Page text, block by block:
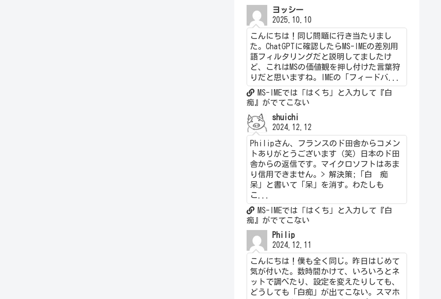
ヨッシー
2025.10.10
こんにちは！同じ問題に行き当たりまし
た。ChatGPTに確認したらMS-IMEの差別用
語フィルタリングだと説明してましたけ
ど、これはMSの価値観を押し付けた言葉狩
りだと思いますね。IMEの「フィードバ...
MS-IMEでは「はくち」と入力して『白
痴』がでてこない
shuichi
2024.12.12
Philipさん、フランスのド田舎からコメン
トありがとうございます（笑）日本のド田
舎からの返信です。マイクロソフトはあま
り信用できません。> 解決策;「白 痴
呆」と書いて「呆」を消す。わたしも
こ...
MS-IMEでは「はくち」と入力して『白
痴』がでてこない
Philip
2024.12.11
こんにちは！僕も全く同じ。昨日はじめて
気が付いた。数時間かけて、いろいろとネ
ットで調べたり、設定を変えたりしても、
どうしても「白痴」が出てこない。スマホ